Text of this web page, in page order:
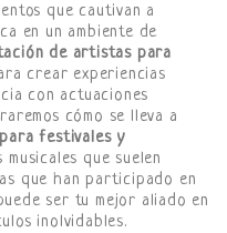
que cautivan a
en un ambiente de
de artistas para
crear experiencias
con actuaciones
cómo se lleva a
festivales y
que suelen
que han participado en
ser tu mejor aliado en
inolvidables.